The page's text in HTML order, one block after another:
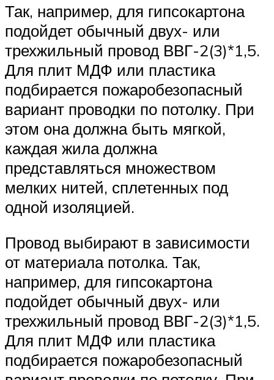
Так, например, для гипсокартона
подойдет обычный двух- или
трехжильный провод ВВГ-2(3)*1,5.
Для плит МДФ или пластика
подбирается пожаробезопасный
вариант проводки по потолку. При
этом она должна быть мягкой,
каждая жила должна
представляться множеством
мелких нитей, сплетенных под
одной изоляцией.
Провод выбирают в зависимости
от материала потолка. Так,
например, для гипсокартона
подойдет обычный двух- или
трехжильный провод ВВГ-2(3)*1,5.
Для плит МДФ или пластика
подбирается пожаробезопасный